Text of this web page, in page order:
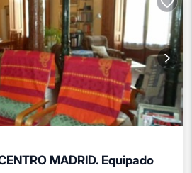
MADRID. Equipado